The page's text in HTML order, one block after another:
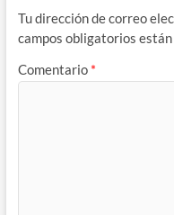
Tu dirección de correo
campos obligatorios
Comentario *